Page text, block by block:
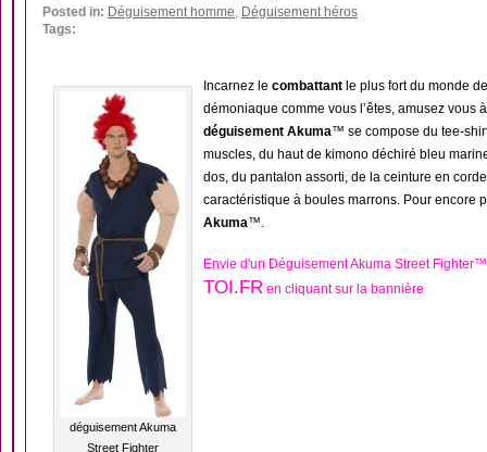
Posted in: Déguisement homme, Déguisement héros
Tags:
déguisement Akuma
Street Fighter
Incarnez le combattant le plus fort du monde
démoniaque comme vous l’êtes, amusez vous
déguisement Akuma™ se compose du tee-
muscles, du haut de kimono déchiré bleu
dos, du pantalon assorti, de la ceinture en
caractéristique à boules marrons. Pour encore
Akuma™.
Envie d'un Déguisement Akuma Street
TOI.FR en cliquant sur la bannière